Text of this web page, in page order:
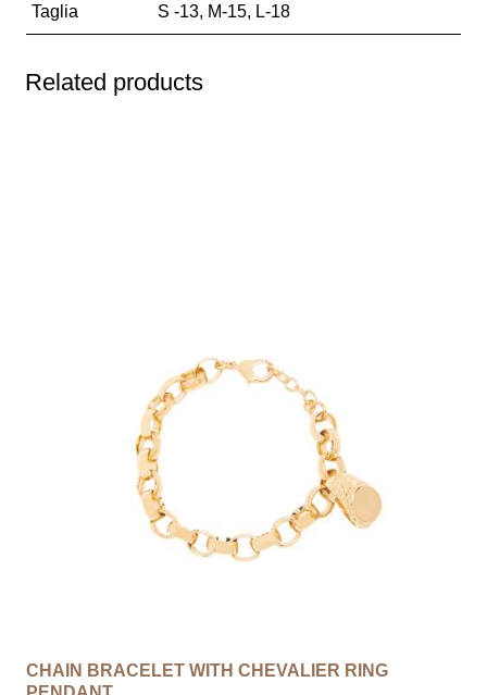
Taglia S -13, M-15, L-18
Related products
CHAIN ​​BRACELET WITH CHEVALIER RING